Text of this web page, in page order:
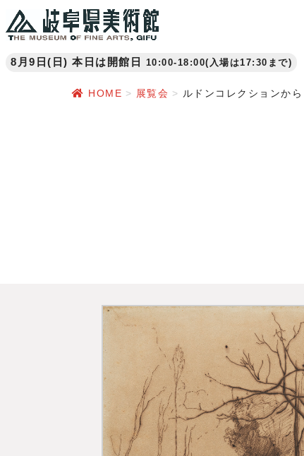
8月9日(日) 本日は開館日 10:00-18:00(入場は17:30まで)
HOME 展覧会 ルドンコレクションから